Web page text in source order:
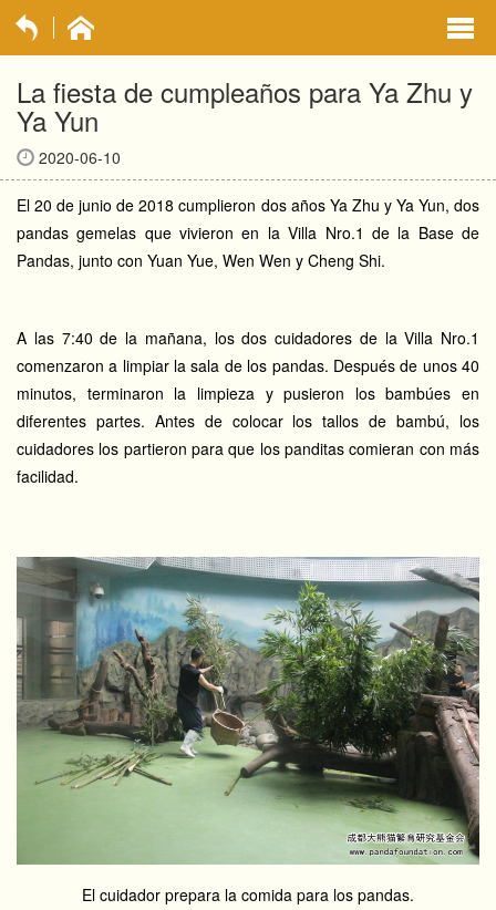
La fiesta de cumpleaños para Ya Zhu y
Ya Yun
2020-06-10
El 20 de junio de 2018 cumplieron dos años Ya Zhu y Ya Yun, dos
pandas gemelas que vivieron en la Villa Nro.1 de la Base de
Pandas, junto con Yuan Yue, Wen Wen y Cheng Shi.
A las 7:40 de la mañana, los dos cuidadores de la Villa Nro.1
comenzaron a limpiar la sala de los pandas. Después de unos 40
minutos, terminaron la limpieza y pusieron los bambúes en
diferentes partes. Antes de colocar los tallos de bambú, los
cuidadores los partieron para que los panditas comieran con más
facilidad.
El cuidador prepara la comida para los pandas.